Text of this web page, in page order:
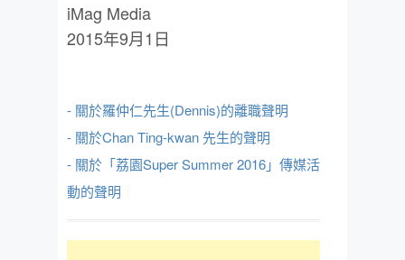
iMag Media
2015年9月1日
- 關於羅仲仁先生(Dennis)的離職聲明
- 關於Chan Ting-kwan 先生的聲明
- 關於「荔園Super Summer 2016」傳媒活
動的聲明